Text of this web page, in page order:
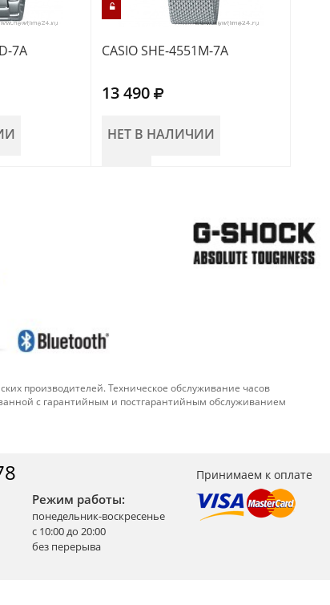
7A CASIO SHE-4551M-7A
13 490
НЕТ В НАЛИЧИИ
производителей. Техническое обслуживание часов
с гарантийным и постгарантийным обслуживанием
Режим работы:
понедельник-воскресенье
с 10:00 до 20:00
без перерыва
Принимаем к оплате